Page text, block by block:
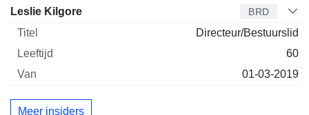
Leslie Kilgore BRD
Directeur/Bestuurslid
60
01-03-2019
Meer insiders